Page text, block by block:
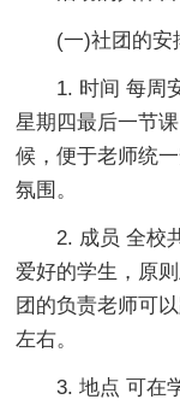
(一)社团的安
1. 时间 每周安
星期四最后一节
候，便于老师统
氛围。
2. 成员 全校共
爱好的学生，原
团的负责老师可
左右。
3. 地点 可在学